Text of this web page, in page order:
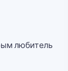
любитель